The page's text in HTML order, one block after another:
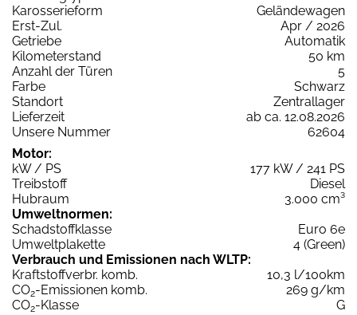
Karosserieform
Geländewagen
Erst-Zul.
Apr / 2026
Getriebe
Automatik
Kilometerstand
50 km
Anzahl der Türen
5
Farbe
Schwarz
Standort
Zentrallager
Lieferzeit
ab ca. 12.08.2026
Unsere Nummer
62604
Motor:
kW / PS
177 kW / 241 PS
Treibstoff
Diesel
Hubraum
3.000 cm³
Umweltnormen:
Schadstoffklasse
Euro 6e
Umweltplakette
4 (Green)
Verbrauch und Emissionen nach WLTP:
Kraftstoffverbr. komb.
10,3 l/100km
CO2-Emissionen komb.
269 g/km
CO2-Klasse
G